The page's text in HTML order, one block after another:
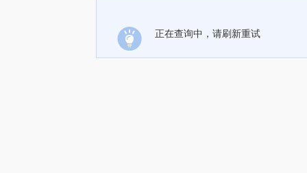
正在查询中，请刷新重试